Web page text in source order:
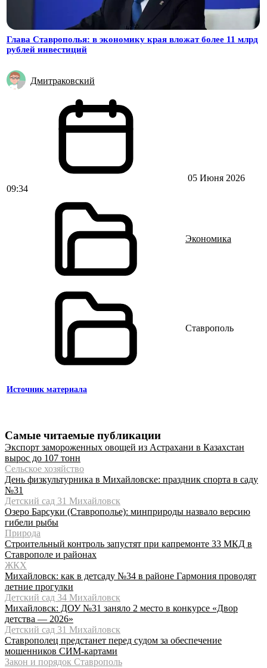
Глава Ставрополья: в экономику края вложат более 11 млрд
рублей инвестиций
Дмитраковский
05 Июня 2026
09:34
Экономика
Ставрополь
Источник материала
Самые читаемые публикации
Экспорт замороженных овощей из Астрахани в Казахстан
вырос до 107 тонн
Сельское хозяйство
День физкультурника в Михайловске: праздник спорта в саду
№31
Детский сад 31 Михайловск
Озеро Барсуки (Ставрополье): минприроды назвало версию
гибели рыбы
Природа
Строительный контроль запустят при капремонте 33 МКД в
Ставрополе и районах
ЖКХ
Михайловск: как в детсаду №34 в районе Гармония проводят
летние прогулки
Детский сад 34 Михайловск
Михайловск: ДОУ №31 заняло 2 место в конкурсе «Двор
детства — 2026»
Детский сад 31 Михайловск
Ставрополец предстанет перед судом за обеспечение
мошенников СИМ-картами
Закон и порядок Ставрополь